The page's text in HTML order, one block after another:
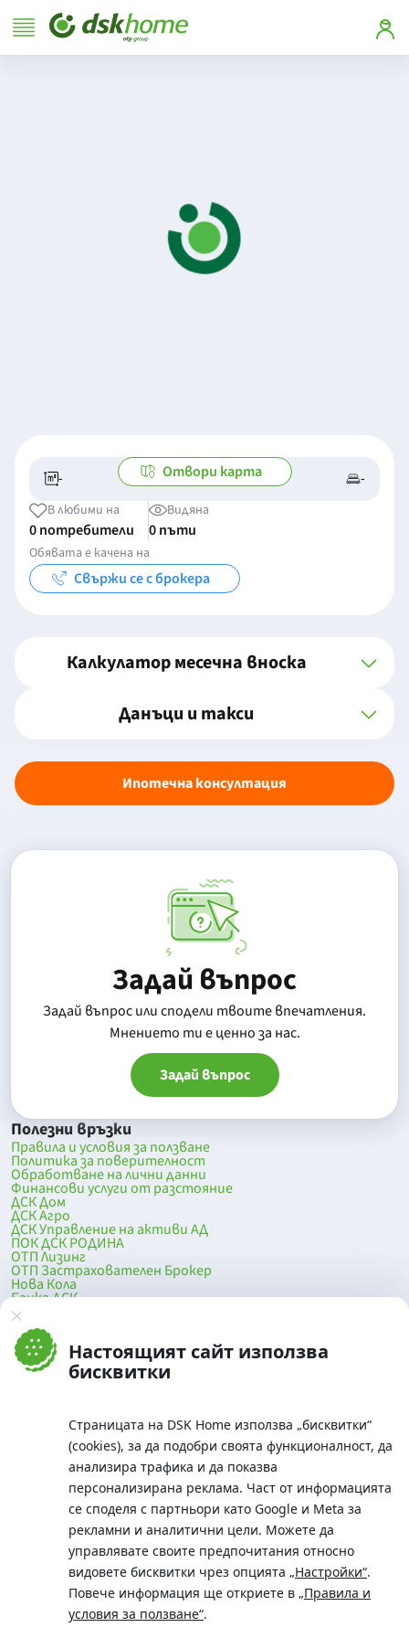
Настоящият сайт използва
бисквитки
Страницата на DSK Home използва „бисквитки“
(cookies), за да подобри своята функционалност, да
анализира трафика и да показва
персонализирана реклама. Част от информацията
се споделя с партньори като Google и Meta за
рекламни и аналитични цели. Можете да
управлявате своите предпочитания относно
видовете бисквитки чрез опцията „Настройки“.
Повече информация ще откриете в „Правила и
условия за ползване“.
- -/- -
Отвори карта
В любими на
0 потребители
Видяна
0 пъти
Обявата е качена на
Свържи се с брокера
Калкулатор месечна вноска
Данъци и такси
Ипотечна консултация
Задай въпрос
Задай въпрос или сподели твоите впечатления.
Mнението ти е ценно за нас.
Задай въпрос
Полезни връзки
Правила и условия за ползване
Политика за поверителност
Обработване на лични данни
Финансови услуги от разстояние
ДСК Дом
ДСК Агро
ДСК Управление на активи АД
ПОК ДСК РОДИНА
ОТП Лизинг
ОТП Застрахователен Брокер
Нова Кола
Банка ДСК
DSK Mobile
Оферти за продажба от Банка ДСК
Клонова мрежа и банкомати
До началото на страницата
Телефон:
0700 10 375 / *2375
Московска No.19 / ул. Г. Бенковски No. 5, София 1036
SWIFT/BIC: